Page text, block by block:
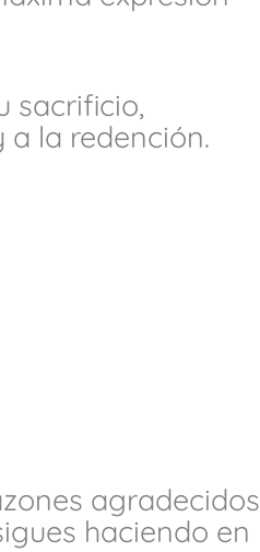
sacrificio,
la redención.
agradecidos
haciendo en